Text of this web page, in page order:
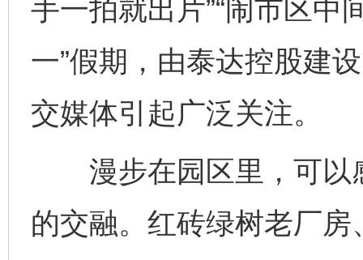
手一拍就出片”“闹市区
一”假期，由泰达控股建
交媒体引起广泛关注。
漫步在园区里，可以
的交融。红砖绿树老厂